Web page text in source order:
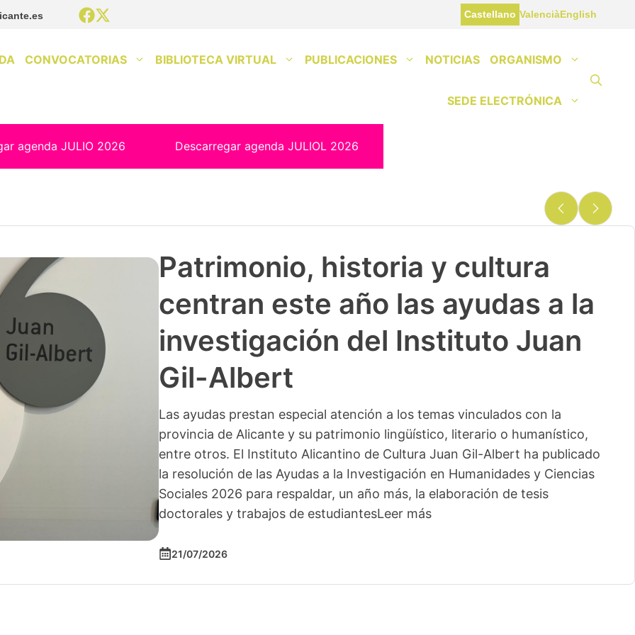
Castellano ValenciàEnglish
CONVOCATORIAS BIBLIOTECA VIRTUAL PUBLICACIONES NOTICIAS ORGANISMO
SEDE ELECTRÓNICA
agenda JULIO 2026 Descarregar agenda JULIOL 2026
Patrimonio, historia y cultura
centran este año las ayudas a la
investigación del Instituto Juan
Gil-Albert
Las ayudas prestan especial atención a los temas vinculados con la
provincia de Alicante y su patrimonio lingüístico, literario o humanístico,
entre otros. El Instituto Alicantino de Cultura Juan Gil-Albert ha publicado
la resolución de las Ayudas a la Investigación en Humanidades y Ciencias
Sociales 2026 para respaldar, un año más, la elaboración de tesis
doctorales y trabajos de estudiantesLeer más
21/07/2026